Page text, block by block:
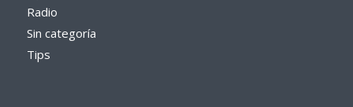
Radio
Sin categoría
Tips